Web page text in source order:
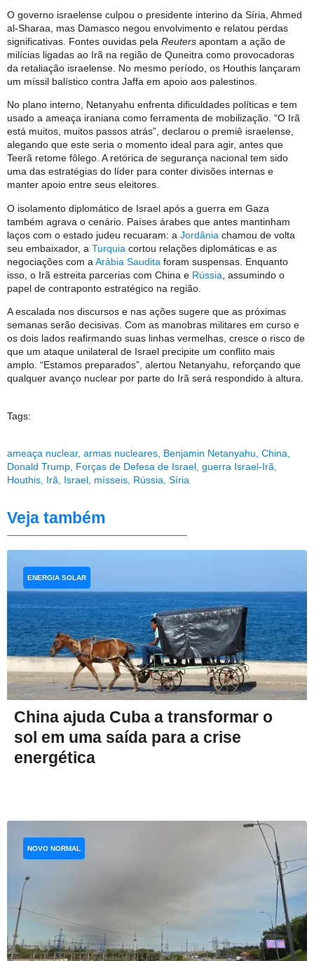
O governo israelense culpou o presidente interino da Síria, Ahmed
al-Sharaa, mas Damasco negou envolvimento e relatou perdas
significativas. Fontes ouvidas pela Reuters apontam a ação de
milícias ligadas ao Irã na região de Quneitra como provocadoras
da retaliação israelense. No mesmo período, os Houthis lançaram
um míssil balístico contra Jaffa em apoio aos palestinos.
No plano interno, Netanyahu enfrenta dificuldades políticas e tem
usado a ameaça iraniana como ferramenta de mobilização. “O Irã
está muitos, muitos passos atrás”, declarou o premiê israelense,
alegando que este seria o momento ideal para agir, antes que
Teerã retome fôlego. A retórica de segurança nacional tem sido
uma das estratégias do líder para conter divisões internas e
manter apoio entre seus eleitores.
O isolamento diplomático de Israel após a guerra em Gaza
também agrava o cenário. Países árabes que antes mantinham
laços com o estado judeu recuaram: a Jordânia chamou de volta
seu embaixador, a Turquia cortou relações diplomáticas e as
negociações com a Arábia Saudita foram suspensas. Enquanto
isso, o Irã estreita parcerias com China e Rússia , assumindo o
papel de contraponto estratégico na região.
A escalada nos discursos e nas ações sugere que as próximas
semanas serão decisivas. Com as manobras militares em curso e
os dois lados reafirmando suas linhas vermelhas, cresce o risco de
que um ataque unilateral de Israel precipite um conflito mais
amplo. “Estamos preparados”, alertou Netanyahu, reforçando que
qualquer avanço nuclear por parte do Irã será respondido à altura.
Tags:
ameaça nuclear, armas nucleares Benjamin Netanyahu China
Donald Trump Forças de Defesa de Israel guerra Israel-Irã
Houthis Irã Israel mísseis Rússia Síria
Veja também
China ajuda Cuba a transformar o
sol em uma saída para a crise
energética
ENERGIA SOLAR
NOVO NORMAL